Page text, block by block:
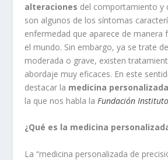
alteraciones del comportamiento y
son algunos de los síntomas
enfermedad que aparece de manera
el mundo. Sin embargo, ya se trate de
moderada o grave, existen
abordaje muy eficaces. En este
destacar la medicina
la que nos habla laFundación
¿Qué es la medicina
La “medicina personalizada de